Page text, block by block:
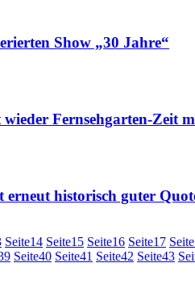
Show „30 Jahre“
Fernsehgarten-Zeit
historisch guter
Seite14 Seite15 Seite16 Seite17 Seite
Seite40 Seite41 Seite42 Seite43